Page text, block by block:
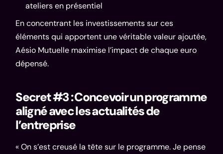
ateliers en présentiel
En concentrant les investissements sur ces
éléments qui apportent une véritable valeur ajoutée,
Aésio Mutuelle maximise l’impact de chaque euro
dépensé.
Secret #3 : Concevoir un programme
aligné avec les actualités de
l’entreprise
« On s’est creusé la tête sur le programme. Je pense